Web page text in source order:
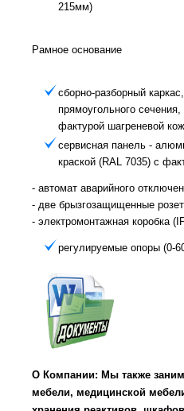
215мм)
Рамное основание
сборно-разборный
прямоугольного
фактурой шагреневой
сервисная панель -
краской (RAL 7035) с
- автомат аварийного
- две брызгозащищенные
- электромонтажная коробка
регулируемые опоры (0-
О Компании: Мы также
мебели, медицинской